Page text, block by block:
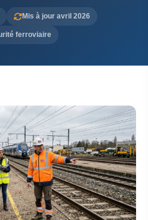
Mis à jour avril 2026
ferroviaire